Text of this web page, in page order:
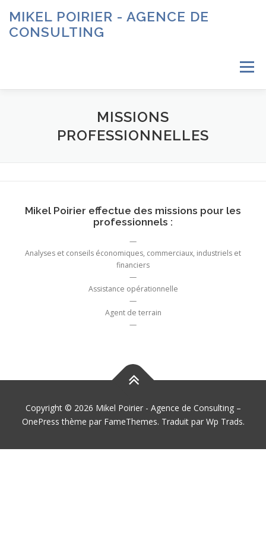
contenu
MIKEL POIRIER - AGENCE DE
CONSULTING
Menu
À PROPOS SERVICES
MISSIONS
PROFESSIONNELLES
Mikel Poirier effectue des missions pour les
professionnels :
—
Analyses et conseils économiques, commerciaux, industriels et
financiers
—
Assistance opérationnelle
—
Agent de terrain
—
Copyright © 2026 Mikel Poirier - Agence de Consulting –
OnePress thème par FameThemes. Traduit par Wp Trads.